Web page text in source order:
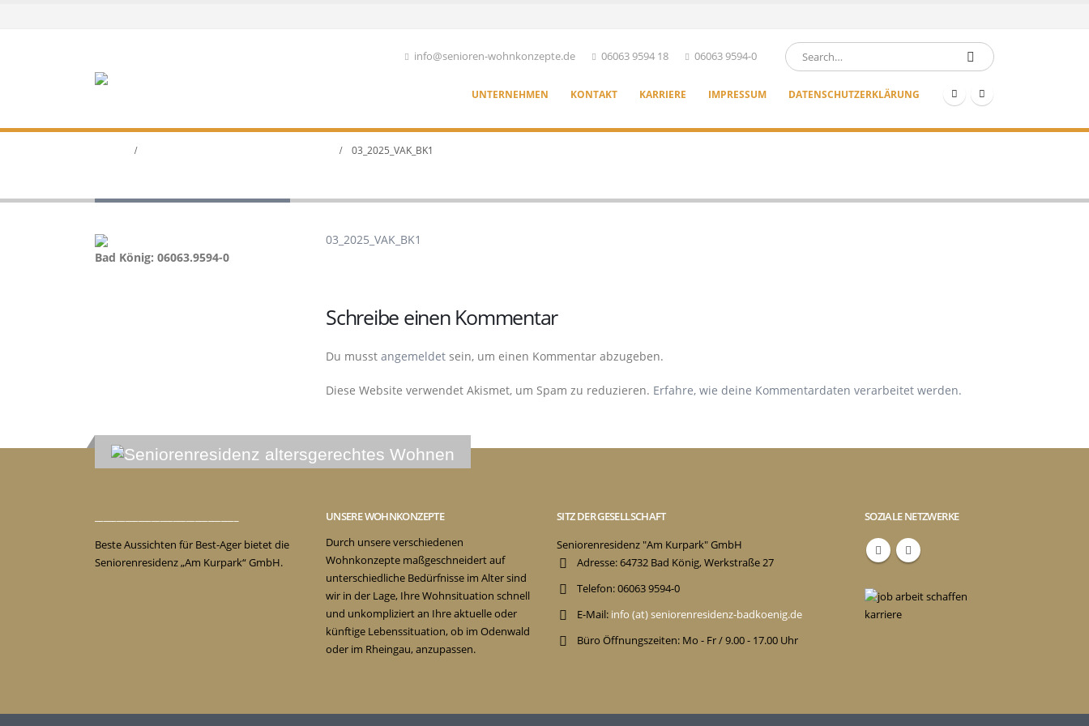
info@senioren-wohnkonzepte.de 06063 9594 18 06063 9594-0
UNTERNEHMEN KONTAKT KARRIERE IMPRESSUM DATENSCHUTZERKLÄRUNG
03_2025_VAK_BK1
03_2025_VAK_BK1
Schreibe einen Kommentar
Du musst angemeldet sein, um einen Kommentar abzugeben.
Diese Website verwendet Akismet, um Spam zu reduzieren. Erfahre, wie deine Kommentardaten verarbeitet werden.
Bad König: 06063.9594-0
Beste Aussichten für Best-Ager bietet die
Seniorenresidenz „Am Kurpark“ GmbH.
UNSERE WOHNKONZEPTE
Durch unsere verschiedenen
Wohnkonzepte maßgeschneidert auf
unterschiedliche Bedürfnisse im Alter sind
wir in der Lage, Ihre Wohnsituation schnell
und unkompliziert an Ihre aktuelle oder
künftige Lebenssituation, ob im Odenwald
oder im Rheingau, anzupassen.
SITZ DER GESELLSCHAFT
Seniorenresidenz "Am Kurpark" GmbH
Adresse:64732 Bad König, Werkstraße 27
Telefon:06063 9594-0
E-Mail: info (at) seniorenresidenz-badkoenig.de
Büro Öffnungszeiten: Mo - Fr / 9.00 - 17.00 Uhr
SOZIALE NETZWERKE